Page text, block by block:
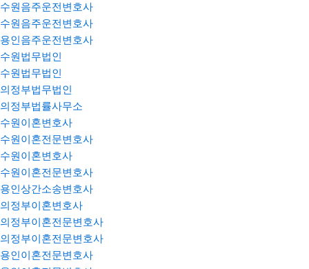
수원음주운전변호사
수원음주운전변호사
용인음주운전변호사
수원법무법인
수원법무법인
의정부법무법인
의정부법률사무소
수원이혼변호사
수원이혼전문변호사
수원이혼변호사
수원이혼전문변호사
용인상간소송변호사
의정부이혼변호사
의정부이혼전문변호사
의정부이혼전문변호사
용인이혼전문변호사